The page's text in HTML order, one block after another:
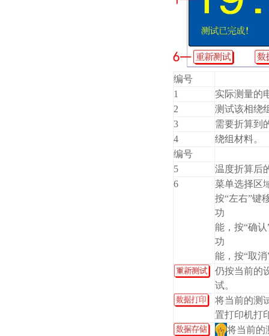
编号
1
实际测量的
2
测试该相绕
3
需要折算到
4
绕组材料。
编号
5
温度折算后
6
菜单选择区
按“左右”键
功
能，按“确
功
能，按“取
仍按当前的
试。
将当前的测
置打印机打
将当前的